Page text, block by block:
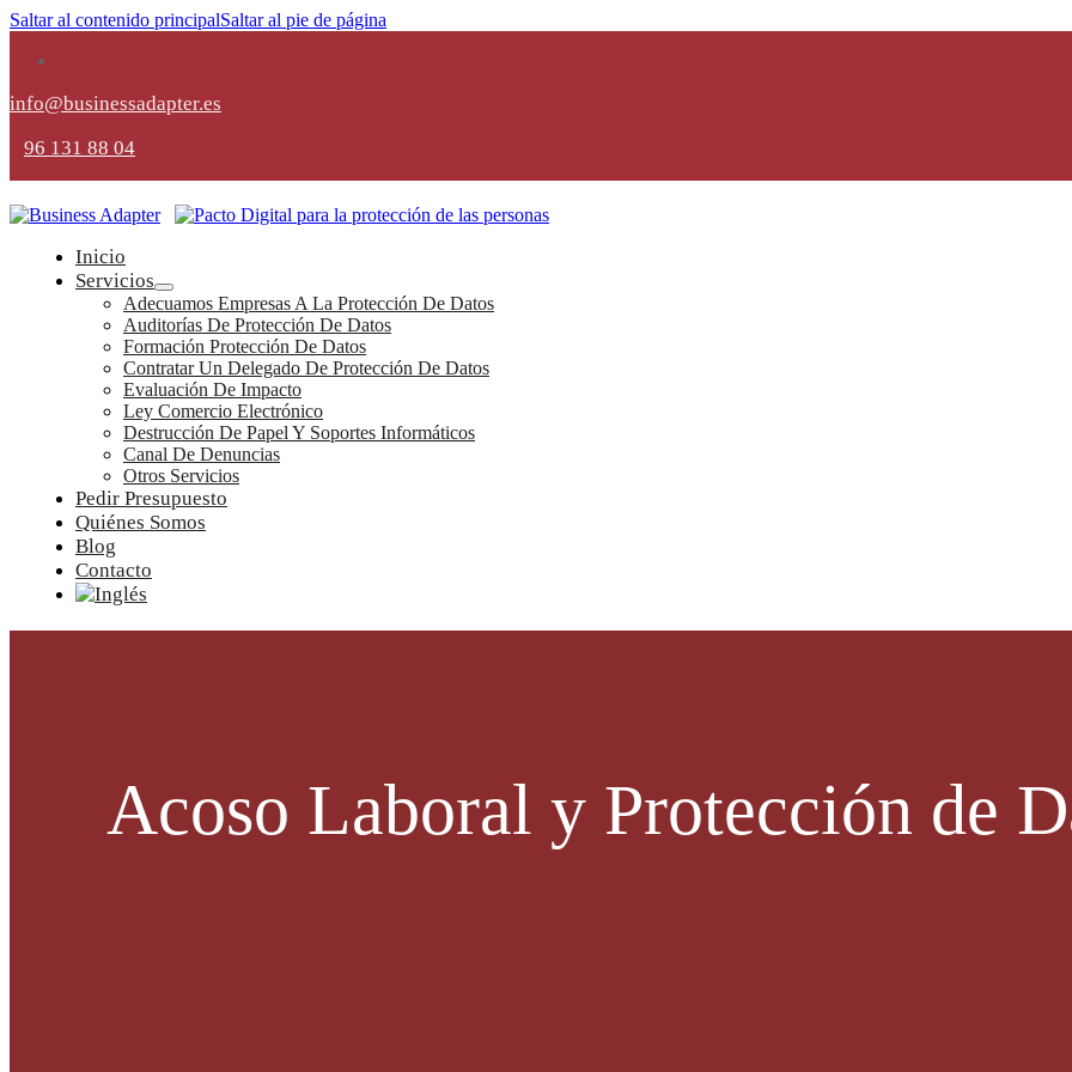
Saltar al contenido principalSaltar al pie de página
info@businessadapter.es
96 131 88 04
Inicio
Servicios
Adecuamos Empresas A La Protección De Datos
Auditorías De Protección De Datos
Formación Protección De Datos
Contratar Un Delegado De Protección De Datos
Evaluación De Impacto
Ley Comercio Electrónico
Destrucción De Papel Y Soportes Informáticos
Canal De Denuncias
Otros Servicios
Pedir Presupuesto
Quiénes Somos
Blog
Contacto
Acoso Laboral y Protección de